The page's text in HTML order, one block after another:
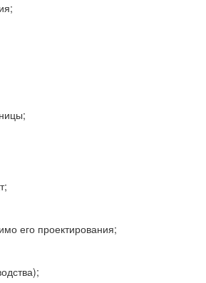
его проектирования;